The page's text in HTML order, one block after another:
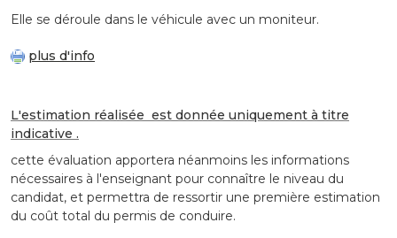
Elle se déroule dans le véhicule avec un moniteur.
plus d'info
L'estimation réalisée est donnée uniquement à titre
indicative .
cette évaluation apportera néanmoins les informations
nécessaires à l'enseignant pour connaître le niveau du
candidat, et permettra de ressortir une première estimation
du coût total du permis de conduire.